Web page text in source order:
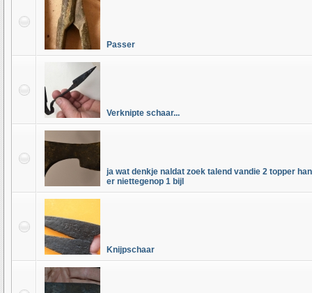
Passer
Verknipte schaar...
ja wat denkje naldat zoek talend vandie 2 topper
er niettegenop 1 bijl
Knijpschaar